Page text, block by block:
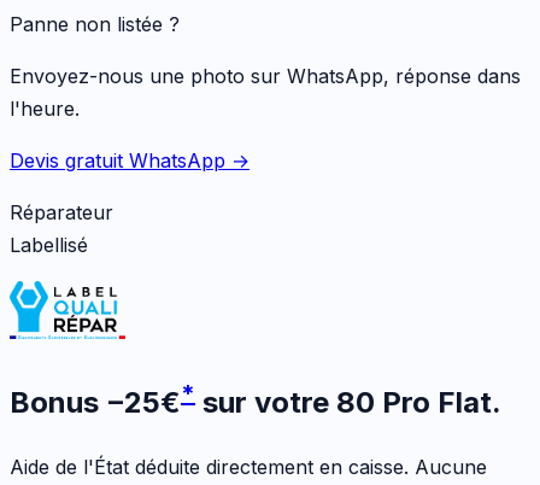
Panne non listée ?
Envoyez-nous une photo sur WhatsApp, réponse dans
l'heure.
Devis gratuit WhatsApp →
Réparateur
Labellisé
Bonus −25€* sur votre 80 Pro Flat.
Aide de l'État déduite directement en caisse. Aucune